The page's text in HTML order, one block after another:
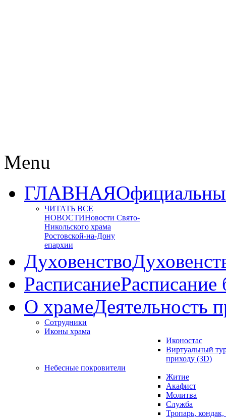
Menu
ГЛАВНАЯ
ЧИТАТЬ ВСЕ
НОВОСТИНовости Свято-
Никольского храма
Ростовской-на-Дону
епархии
Духовенство
РасписаниеРасписание
О храмеДеятельность
Сотрудники
Иконы храма
Иконостас
Виртуальный
приходу (3D)
Небесные покровители
Житие
Акафист
Молитва
Служба
Тропарь,